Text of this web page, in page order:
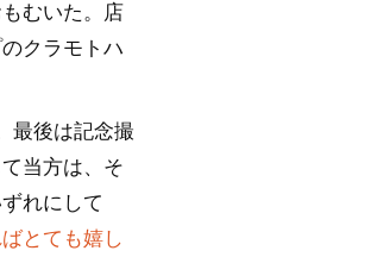
むいた。店
クラモトハ
最後は記念撮
当方は、そ
れにして
とても嬉し